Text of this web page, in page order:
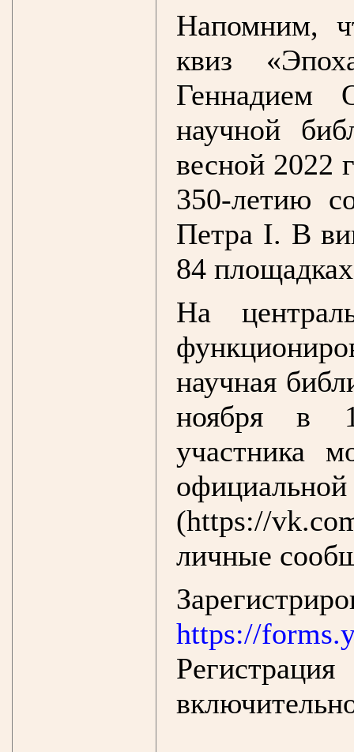
Напомним,
квиз
Геннадием
научной
весной 2022
350-летию
Петра I. В
84
На
научная
ноября в
участника
(https://
личные
https://